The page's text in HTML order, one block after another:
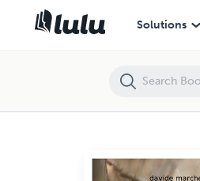
Solutions
Alla ricerca del Francolino di monte